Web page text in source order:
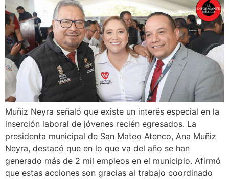
Muñiz Neyra señaló que existe un interés especial en la
inserción laboral de jóvenes recién egresados. La
presidenta municipal de San Mateo Atenco, Ana Muñiz
Neyra, destacó que en lo que va del año se han
generado más de 2 mil empleos en el municipio. Afirmó
que estas acciones son gracias al trabajo coordinado